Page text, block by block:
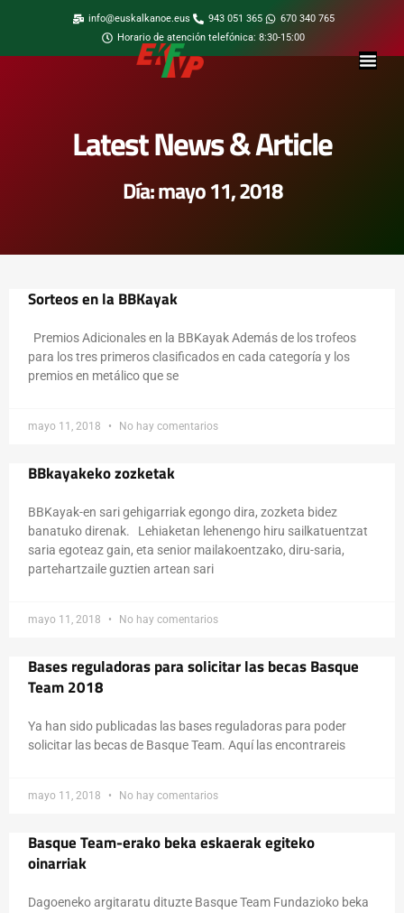
info@euskalkanoe.eus 943 051 365
670 340 765
Horario de atención telefónica: 8:30-15:00
Latest News & Article
Día: mayo 11, 2018
Sorteos en la BBKayak
Premios Adicionales en la BBKayak Además de los trofeos
para los tres primeros clasificados en cada categoría y los
premios en metálico que se
mayo 11, 2018 No hay comentarios
BBkayakeko zozketak
BBKayak-en sari gehigarriak egongo dira, zozketa bidez
banatuko direnak. Lehiaketan lehenengo hiru sailkatuentzat
saria egoteaz gain, eta senior mailakoentzako, diru-saria,
partehartzaile guztien artean sari
mayo 11, 2018 No hay comentarios
Bases reguladoras para solicitar las becas Basque
Team 2018
Ya han sido publicadas las bases reguladoras para poder
solicitar las becas de Basque Team. Aquí las encontrareis
mayo 11, 2018 No hay comentarios
Basque Team-erako beka eskaerak egiteko
oinarriak
Dagoeneko argitaratu dituzte Basque Team Fundazioko beka